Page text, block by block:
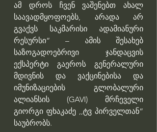
ამ დროს ჩვენ ვაშენებთ ახალ
საავადმყოფოებს, არადა არ
გვაქვს საკმარისი ადამიანური
რესურსი” – ამის შესახებ
საზოგადოებრივი ჯანდაცვის
ექსპერტი გაეროს გენერალური
მდივნის და ვაქცინებისა და
იმუნიზაციების გლობალური
ალიანსის (GAVI) მრჩეველი
გიორგი ფხაკაძე ,,ტვ პირველთან”
საუბრობს.